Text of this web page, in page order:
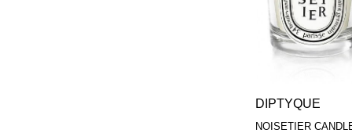
DIPTYQUE
NOISETIER